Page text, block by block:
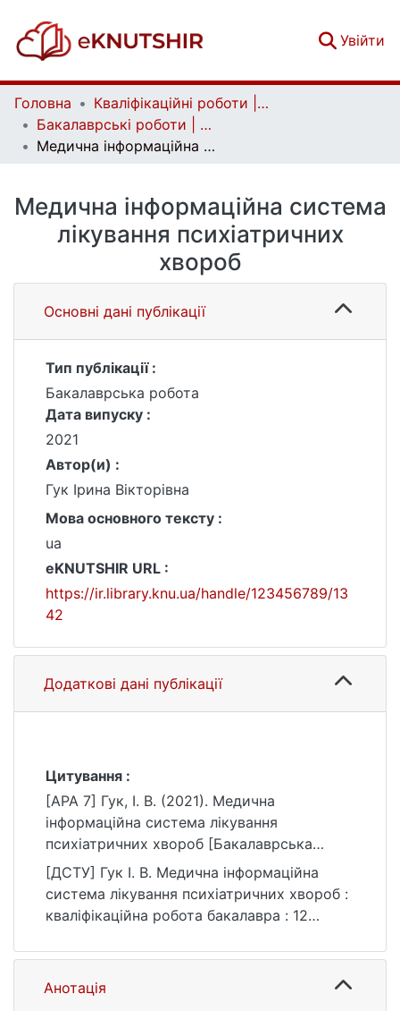
Увійти
Головна
Кваліфікаційні роботи | Qualifying works
Бакалаврські роботи | Bachelor theses
Медична інформаційна система лікування психіатричних хвороб
Медична інформаційна система
лікування психіатричних
хвороб
Основні дані публікації
Тип публікації :
Бакалаврська робота
Дата випуску :
2021
Автор(и) :
Гук Ірина Вікторівна
Мова основного тексту :
ua
eKNUTSHIR URL :
https://ir.library.knu.ua/handle/123456789/13
42
Додаткові дані публікації
Цитування :
[APA 7] Гук, І. В. (2021). Медична
інформаційна система лікування
психіатричних хвороб [Бакалаврська
робота, Київський національний
університет імені Тараса Шевченка].
eKNUTSHIR.
https://ir.library.knu.ua/handle/123456789/13
42
[ДСТУ] Гук І. В. Медична інформаційна
система лікування психіатричних хвороб :
кваліфікаційна робота бакалавра : 12
URL:
https://ir.library.knu.ua/handle/123456789/13
42 (дата звернення: 25.07.2026).
Анотація